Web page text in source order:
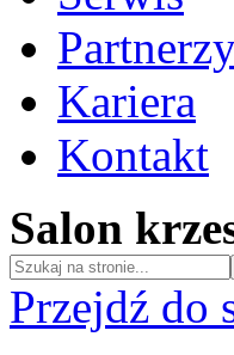
Kariera
Kontakt
Salon
Przejdź do